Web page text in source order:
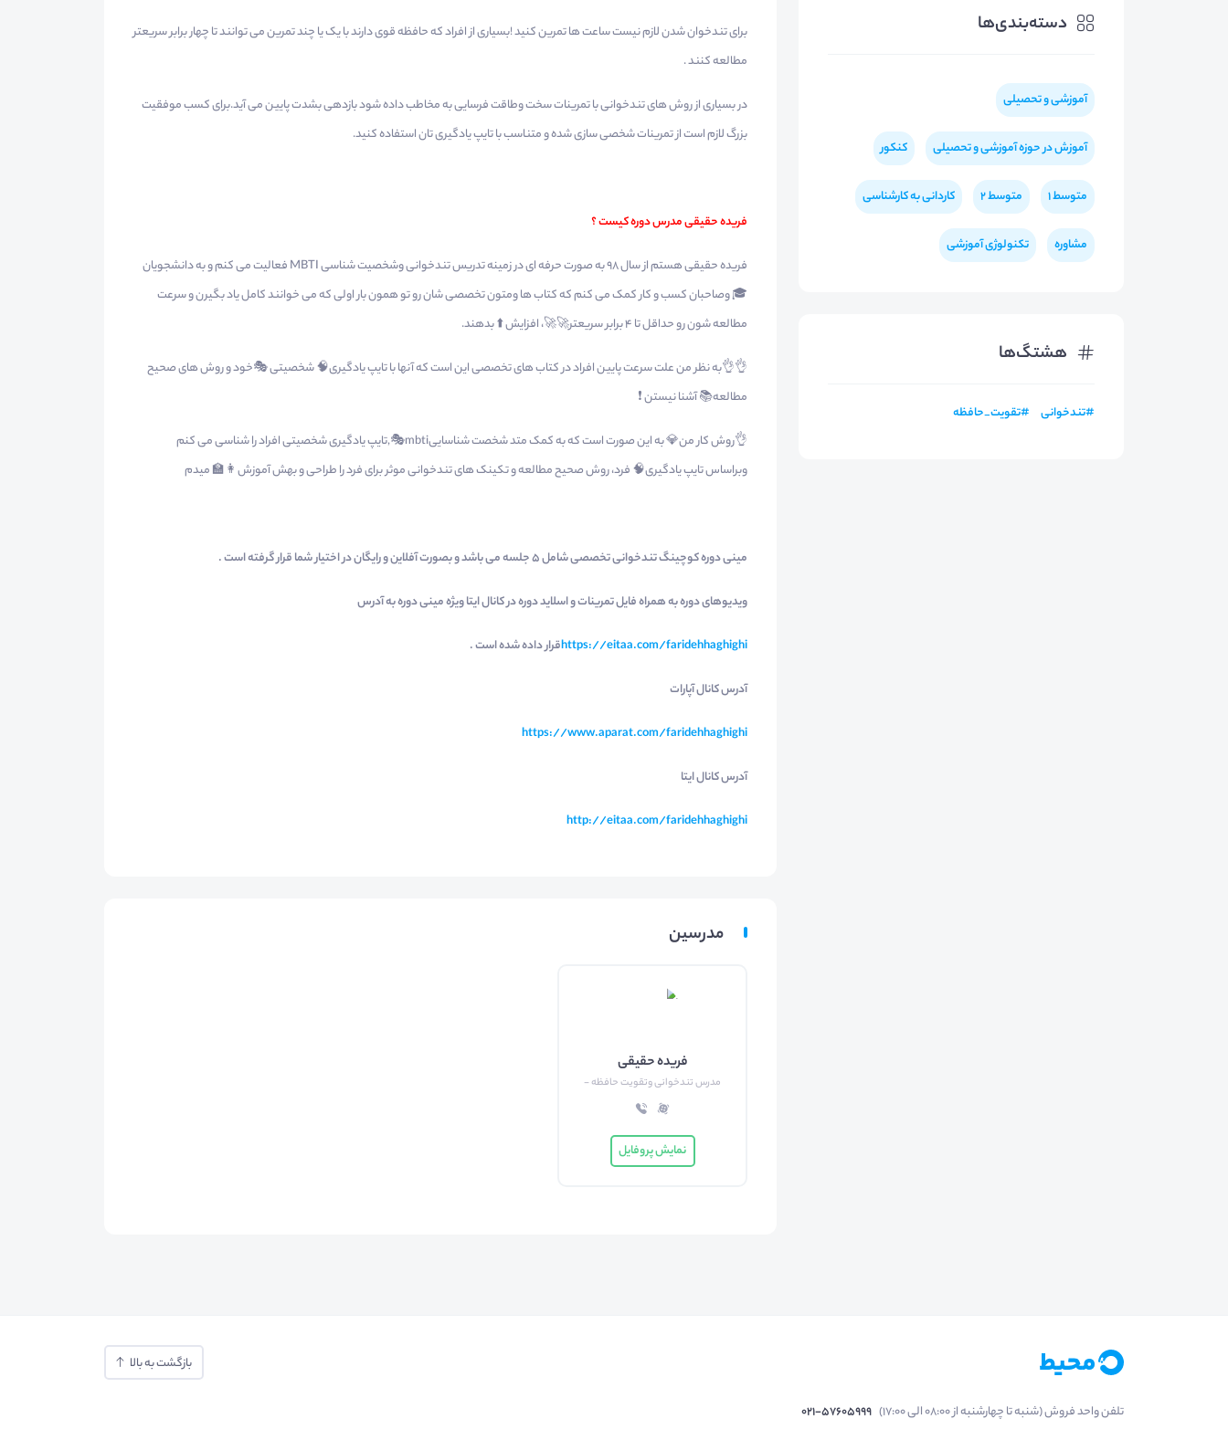
دسته‌بندی‌ها
آموزشی و تحصیلی
آموزش در حوزه آموزشی و تحصیلی کنکور
متوسط 1 متوسط 2 کاردانی به کارشناسی
مشاوره تکنولوژی آموزشی
هشتگ‌ها
#تندخوانی #تقویت_حافظه
برای تندخوان شدن لازم نیست ساعت ها تمرین کنید !بسیاری از افراد که حافظه قوی دارند با یک یا چند تمرین می توانند تا چهار برابر سریعتر
مطالعه کنند .
در بسیاری از روش های تندخوانی با تمرینات سخت وطاقت فرسایی به مخاطب داده شود بازدهی بشدت پایین می آید.برای کسب موفقیت
بزرگ لازم است از تمرینات شخصی سازی شده و متناسب با تایپ یادگیری تان استفاده کنید.
فریده حقیقی مدرس دوره کیست ؟
فریده حقیقی هستم از سال 98 به صورت حرفه ای در زمینه تدریس تندخوانی وشخصیت شناسی MBTI فعالیت می کنم و به دانشجویان
🎓 وصاحبان کسب و کار کمک می کنم که کتاب ها ومتون تخصصی شان رو تو همون بار اولی که می خوانند کامل یاد بگیرن و سرعت
مطالعه شون رو حداقل تا ۴ برابر سریعتر🚀🚀، افزایش ⬆️ بدهند.
👌👌به نظر من علت سرعت پایین افراد در کتاب های تخصصی این است که آنها با تایپ یادگیری🧠 شخصیتی 🎭خود و روش های صحیح
مطالعه📚 آشنا نیستن ❗️
👌روش کار من💎 به این صورت است که به کمک متد شخصت شناساییmbti🎭,تایپ یادگیری شخصیتی افراد را شناسی می کنم
وبراساس تایپ یادگیری🧠 فرد، روش صحیح مطالعه و تکینک های تندخوانی موثر برای فرد را طراحی و بهش آموزش👩‍🏫 میدم
مینی دوره کوچینگ تندخوانی تخصصی شامل 5 جلسه می باشد و بصورت آفلاین و رایگان در اختیار شما قرار گرفته است .
ویدیوهای دوره به همراه فایل تمرینات و اسلاید دوره در کانال ایتا ویژه مینی دوره به آدرس
https://eitaa.com/faridehhaghighiقرار داده شده است .
آدرس کانال آپارات
https://www.aparat.com/faridehhaghighi
آدرس کانال ایتا
http://eitaa.com/faridehhaghighi
مدرسین
فریده حقیقی
مدرس تندخوانی وتقویت حافظه -
نمایش پروفایل
بازگشت به بالا
تلفن واحد فروش (شنبه تا چهارشنبه از 08:00 الی 17:00) 021-57605999